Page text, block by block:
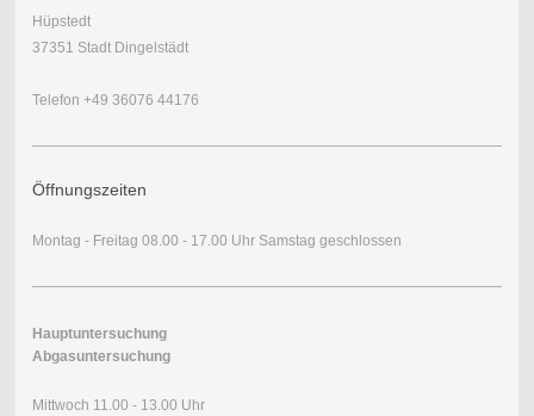
Hüpstedt
37351 Stadt Dingelstädt
Telefon +49 36076 44176
Öffnungszeiten
Montag - Freitag 08.00 - 17.00 Uhr Samstag geschlossen
Hauptuntersuchung
Abgasuntersuchung
Mittwoch 11.00 - 13.00 Uhr